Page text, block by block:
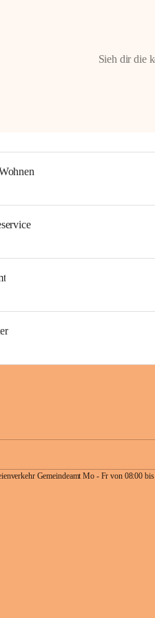
Sieh dir die
Gemeindeamt Mo - Fr von 08:00